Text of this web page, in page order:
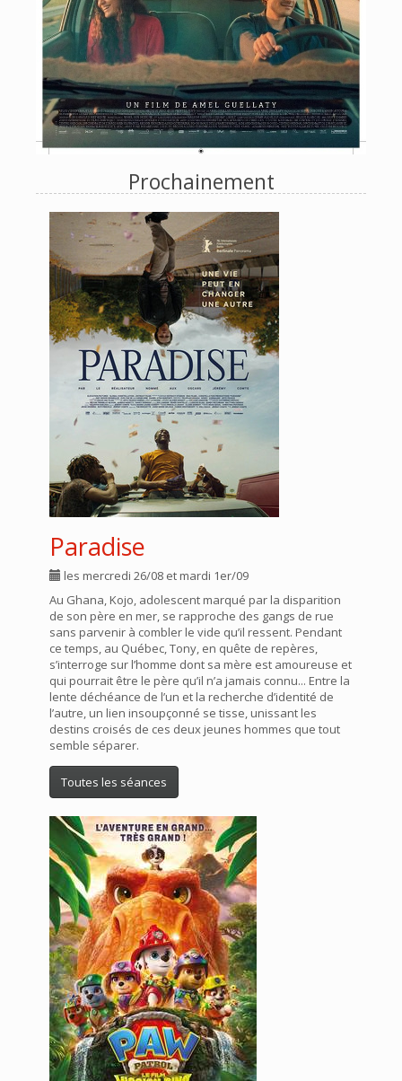
Prochainement
Paradise
les mercredi 26/08 et mardi 1er/09
Au Ghana, Kojo, adolescent marqué par la disparition
de son père en mer, se rapproche des gangs de rue
sans parvenir à combler le vide qu’il ressent. Pendant
ce temps, au Québec, Tony, en quête de repères,
s’interroge sur l’homme dont sa mère est amoureuse et
qui pourrait être le père qu’il n’a jamais connu... Entre la
lente déchéance de l’un et la recherche d’identité de
l’autre, un lien insoupçonné se tisse, unissant les
destins croisés de ces deux jeunes hommes que tout
semble séparer.
Toutes les séances